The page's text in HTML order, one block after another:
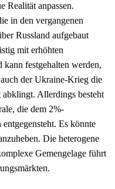
Realität anpassen.
in den vergangenen
Russland aufgebaut
mit erhöhten
festgehalten werden,
der Ukraine-Krieg die
Allerdings besteht
die dem 2%-
Es könnte
Die heterogene
Gemengelage führt